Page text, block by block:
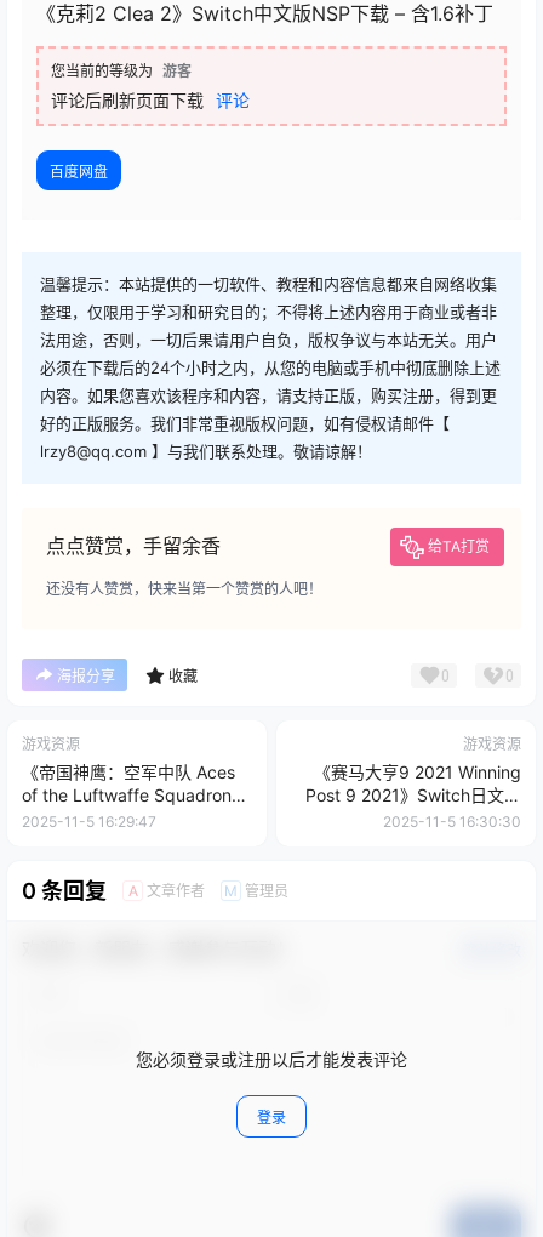
《克莉2 Clea 2》Switch中文版NSP下载 – 含1.6补丁
您当前的等级为 游客
评论后刷新页面下载 评论
百度网盘
温馨提示：本站提供的一切软件、教程和内容信息都来自网络收集
整理，仅限用于学习和研究目的；不得将上述内容用于商业或者非
法用途，否则，一切后果请用户自负，版权争议与本站无关。用户
必须在下载后的24个小时之内，从您的电脑或手机中彻底删除上述
内容。如果您喜欢该程序和内容，请支持正版，购买注册，得到更
好的正版服务。我们非常重视版权问题，如有侵权请邮件【
lrzy8@qq.com 】与我们联系处理。敬请谅解！
点点赞赏，手留余香 给TA打赏
还没有人赞赏，快来当第一个赞赏的人吧！
海报分享 收藏 0 0
游戏资源
《帝国神鹰：空军中队 Aces
of the Luftwaffe Squadron》
Switch中文版NSP下载 – 含
2025-11-5 16:29:47
游戏资源
《赛马大亨9 2021 Winning
Post 9 2021》Switch日文版
NSP下载 – 含1.0.1补丁
2025-11-5 16:30:30
0 条回复 A 文章作者 M 管理员
您必须登录或注册以后才能发表评论
登录